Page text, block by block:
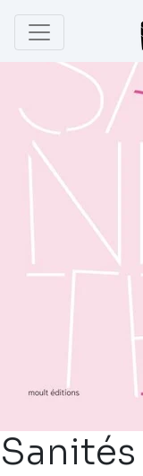
Sanités